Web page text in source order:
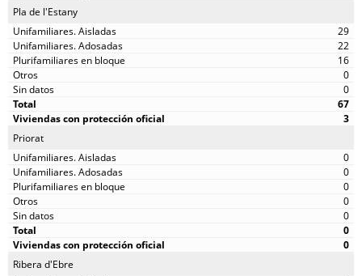
Pla de l'Estany
29
22
16
0
0
67
3
Priorat
0
0
0
0
0
0
0
Ribera d'Ebre